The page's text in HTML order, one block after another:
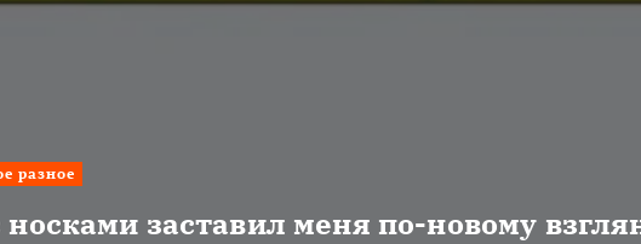
разное
носками заставил меня по-новому